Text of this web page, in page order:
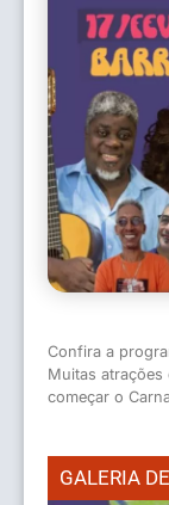
Confira a
Muitas atrações
começar o
GALERIA